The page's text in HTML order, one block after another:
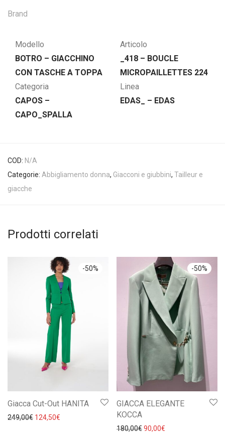
Brand
Modello
BOTRO – GIACCHINO
CON TASCHE A TOPPA
Articolo
_418 – BOUCLE
MICROPAILLETTES 224
Categoria
CAPOS –
CAPO_SPALLA
Linea
EDAS_ – EDAS
COD: N/A
Categorie: Abbigliamento donna, Giacconi e giubbini, Tailleur e
giacche
Prodotti correlati
-50%
Giacca Cut-Out HANITA
249,00€ Il prezzo originale era: 249,00€.
124,50€ Il prezzo attuale è: 124,50€.
-50%
GIACCA ELEGANTE
KOCCA
180,00€Il prezzo originale era:
90,00€